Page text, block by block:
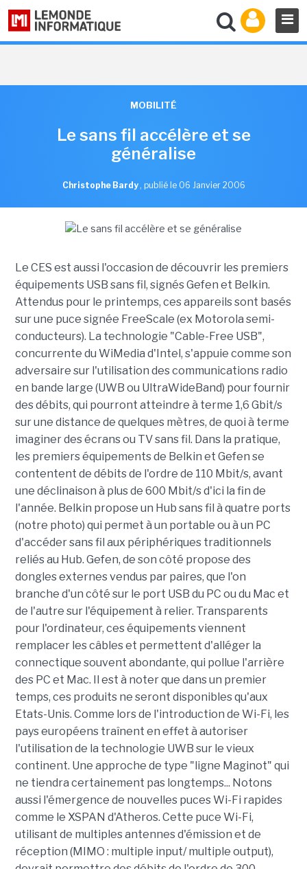
MOBILITÉ
Le sans fil accélère et se
généralise
Christophe Bardy , publié le 06 Janvier 2006
Le CES est aussi l'occasion de découvrir les premiers
équipements USB sans fil, signés Gefen et Belkin.
Attendus pour le printemps, ces appareils sont basés
sur une puce signée FreeScale (ex Motorola semi-
conducteurs). La technologie "Cable-Free USB",
concurrente du WiMedia d'Intel, s'appuie comme son
adversaire sur l'utilisation des communications radio
en bande large (UWB ou UltraWideBand) pour fournir
des débits, qui pourront atteindre à terme 1,6 Gbit/s
sur une distance de quelques mètres, de quoi à terme
imaginer des écrans ou TV sans fil. Dans la pratique,
les premiers équipements de Belkin et Gefen se
contentent de débits de l'ordre de 110 Mbit/s, avant
une déclinaison à plus de 600 Mbit/s d'ici la fin de
l'année. Belkin propose un Hub sans fil à quatre ports
(notre photo) qui permet à un portable ou à un PC
d'accéder sans fil aux périphériques traditionnels
reliés au Hub. Gefen, de son côté propose des
dongles externes vendus par paires, que l'on
branche d'un côté sur le port USB du PC ou du Mac et
de l'autre sur l'équipement à relier. Transparents
pour l'ordinateur, ces équipements viennent
remplacer les câbles et permettent d'alléger la
connectique souvent abondante, qui pollue l'arrière
des PC et Mac. Il est à noter que dans un premier
temps, ces produits ne seront disponibles qu'aux
Etats-Unis. Comme lors de l'introduction de Wi-Fi, les
pays européens traînent en effet à autoriser
l'utilisation de la technologie UWB sur le vieux
continent. Une approche de type "ligne Maginot" qui
ne tiendra certainement pas longtemps... Notons
aussi l'émergence de nouvelles puces Wi-Fi rapides
comme le XSPAN d'Atheros. Cette puce Wi-Fi,
utilisant de multiples antennes d'émission et de
réception (MIMO : multiple input/ multiple output),